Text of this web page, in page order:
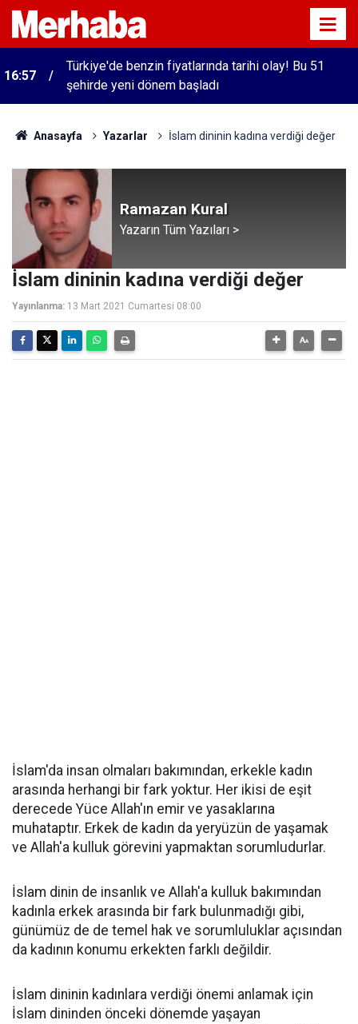
16:57
Türkiye'de benzin fiyatlarında tarihi olay! Bu 51
şehirde yeni dönem başladı
Anasayfa Yazarlar İslam dininin kadına verdiği değer
Ramazan Kural
Yazarın Tüm Yazıları >
İslam dininin kadına verdiği değer
Yayınlanma: 13 Mart 2021 Cumartesi 08:00
İslam'da insan olmaları bakımından, erkekle kadın
arasında herhangi bir fark yoktur. Her ikisi de eşit
derecede Yüce Allah'ın emir ve yasaklarına
muhataptır. Erkek de kadın da yeryüzün de yaşamak
ve Allah'a kulluk görevini yapmaktan sorumludurlar.
İslam dinin de insanlık ve Allah'a kulluk bakımından
kadınla erkek arasında bir fark bulunmadığı gibi,
günümüz de de temel hak ve sorumluluklar açısından
da kadının konumu erkekten farklı değildir.
İslam dininin kadınlara verdiği önemi anlamak için
İslam dininden önceki dönemde yaşayan